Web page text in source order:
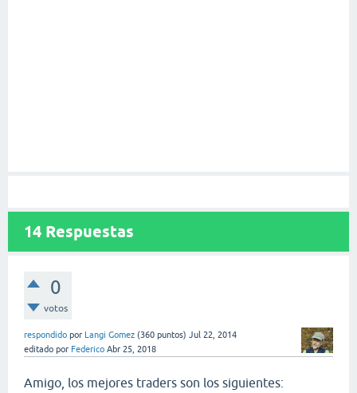
14 Respuestas
0
votos
respondido por Langi Gomez (360 puntos) Jul 22, 2014
editado por Federico Abr 25, 2018
Amigo, los mejores traders son los siguientes: